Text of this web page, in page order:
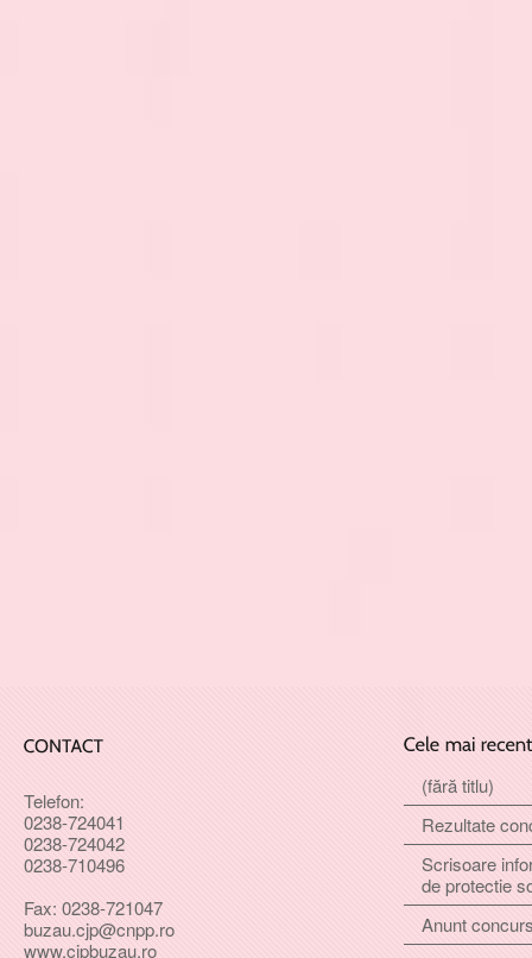
Telefon:
0238-724041
0238-724042
0238-710496
Fax: 0238-721047
buzau.cjp@cnpp.ro
www.cjpbuzau.ro
(fără titlu)
Rezultate
Scrisoare
de protectie
Anunt